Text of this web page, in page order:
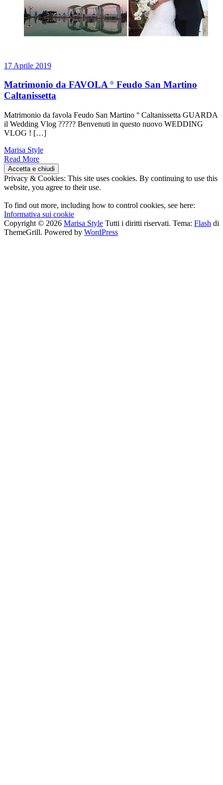
17 Aprile 2019
Matrimonio da FAVOLA ° Feudo San Martino
Caltanissetta
Matrimonio da favola Feudo San Martino ° Caltanissetta GUARDA
il Wedding Vlog ????? Benvenuti in questo nuovo WEDDING
VLOG ! […]
Marisa Style
Read More
Privacy & Cookies: This site uses cookies. By continuing to use this
website, you agree to their use.
To find out more, including how to control cookies, see here:
Informativa sui cookie
Copyright © 2026 Marisa Style Tutti i diritti riservati. Tema: Flash di
ThemeGrill. Powered by WordPress